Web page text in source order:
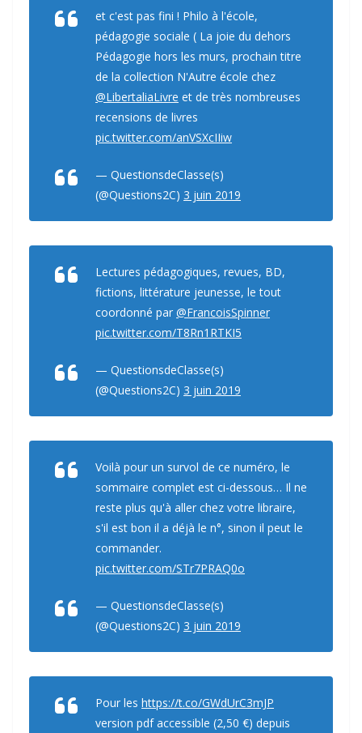
et c'est pas fini ! Philo à l'école,
pédagogie sociale ( La joie du dehors
Pédagogie hors les murs, prochain titre
de la collection N'Autre école chez
@LibertaliaLivre et de très nombreuses
recensions de livres
pic.twitter.com/anVSXcIIiw
— QuestionsdeClasse(s)
(@Questions2C) 3 juin 2019
Lectures pédagogiques, revues, BD,
fictions, littérature jeunesse, le tout
coordonné par @FrancoisSpinner
pic.twitter.com/T8Rn1RTKI5
— QuestionsdeClasse(s)
(@Questions2C) 3 juin 2019
Voilà pour un survol de ce numéro, le
sommaire complet est ci-dessous… Il ne
reste plus qu'à aller chez votre libraire,
s'il est bon il a déjà le n°, sinon il peut le
commander.
pic.twitter.com/STr7PRAQ0o
— QuestionsdeClasse(s)
(@Questions2C) 3 juin 2019
Pour les https://t.co/GWdUrC3mJP
version pdf accessible (2,50 €) depuis